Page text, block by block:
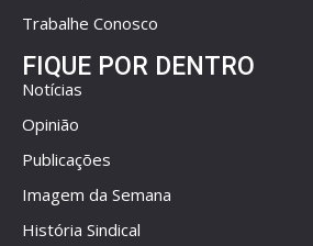
Trabalhe Conosco
FIQUE POR DENTRO
Notícias
Opinião
Publicações
Imagem da Semana
História Sindical